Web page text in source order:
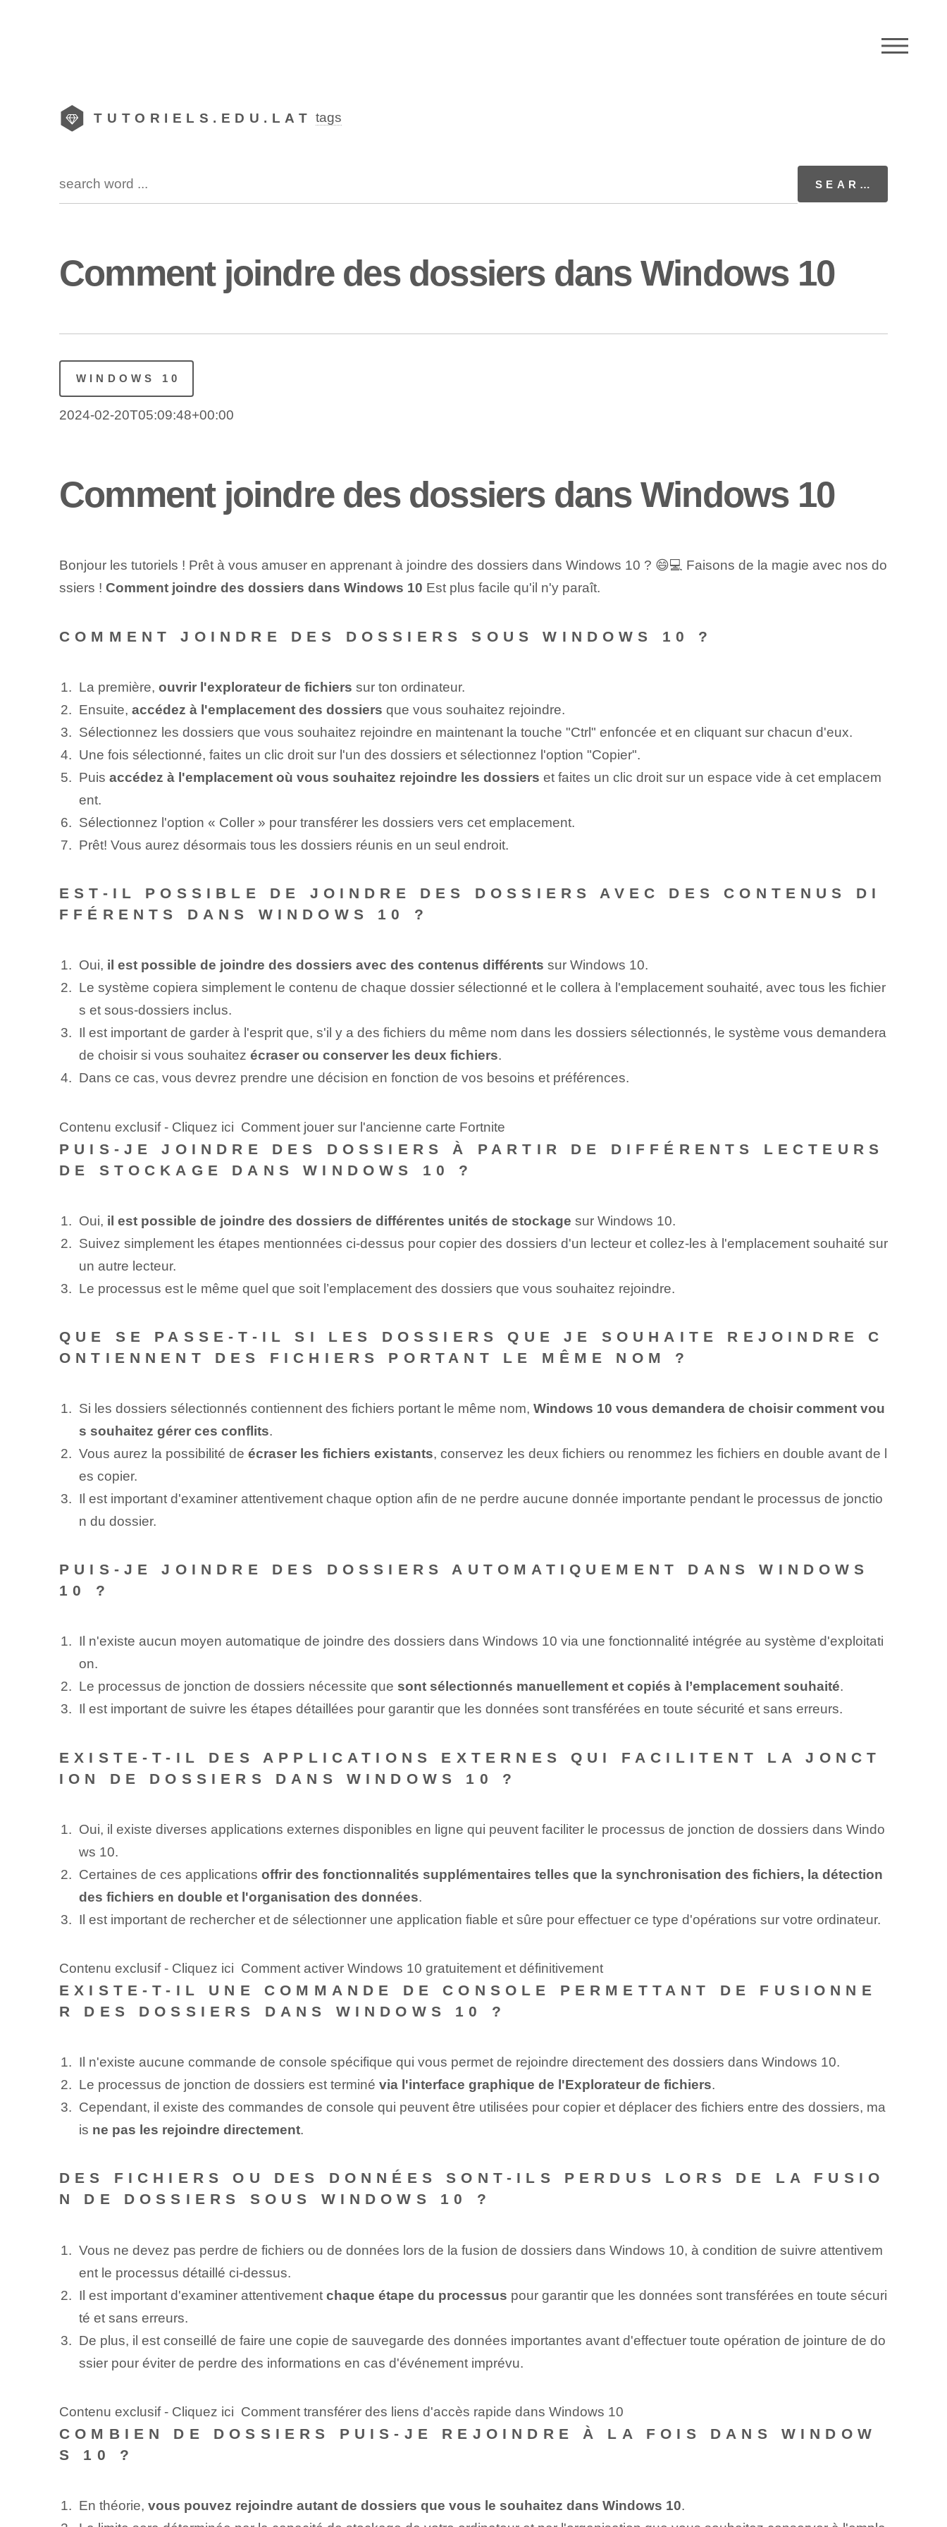
TUTORIELS.EDU.LAT tags
Comment joindre des dossiers dans Windows 10
WINDOWS 10
2024-02-20T05:09:48+00:00
Comment joindre des dossiers dans Windows 10
Bonjour les tutoriels ! Prêt à vous amuser en apprenant à joindre des dossiers dans Windows 10 ? 😄💻 Faisons de la magie avec nos do
ssiers ! Comment joindre des dossiers dans Windows 10 Est plus facile qu'il n'y paraît.
COMMENT JOINDRE DES DOSSIERS SOUS WINDOWS 10 ?
La première, ouvrir l'explorateur de fichiers sur ton ordinateur.
Ensuite, accédez à l'emplacement des dossiers que vous souhaitez rejoindre.
Sélectionnez les dossiers que vous souhaitez rejoindre en maintenant la touche "Ctrl" enfoncée et en cliquant sur chacun d'eux.
Une fois sélectionné, faites un clic droit sur l'un des dossiers et sélectionnez l'option "Copier".
Puis accédez à l'emplacement où vous souhaitez rejoindre les dossiers et faites un clic droit sur un espace vide à cet emplacem
ent.
Sélectionnez l'option « Coller » pour transférer les dossiers vers cet emplacement.
Prêt! Vous aurez désormais tous les dossiers réunis en un seul endroit.
EST-IL POSSIBLE DE JOINDRE DES DOSSIERS AVEC DES CONTENUS DI
FFÉRENTS DANS WINDOWS 10 ?
Oui, il est possible de joindre des dossiers avec des contenus différents sur Windows 10.
Le système copiera simplement le contenu de chaque dossier sélectionné et le collera à l'emplacement souhaité, avec tous les fichier
s et sous-dossiers inclus.
Il est important de garder à l'esprit que, s'il y a des fichiers du même nom dans les dossiers sélectionnés, le système vous demandera
de choisir si vous souhaitez écraser ou conserver les deux fichiers.
Dans ce cas, vous devrez prendre une décision en fonction de vos besoins et préférences.
Contenu exclusif - Cliquez ici Comment jouer sur l'ancienne carte Fortnite
PUIS-JE JOINDRE DES DOSSIERS À PARTIR DE DIFFÉRENTS LECTEURS
DE STOCKAGE DANS WINDOWS 10 ?
Oui, il est possible de joindre des dossiers de différentes unités de stockage sur Windows 10.
Suivez simplement les étapes mentionnées ci-dessus pour copier des dossiers d'un lecteur et collez-les à l'emplacement souhaité sur
un autre lecteur.
Le processus est le même quel que soit l’emplacement des dossiers que vous souhaitez rejoindre.
QUE SE PASSE-T-IL SI LES DOSSIERS QUE JE SOUHAITE REJOINDRE C
ONTIENNENT DES FICHIERS PORTANT LE MÊME NOM ?
Si les dossiers sélectionnés contiennent des fichiers portant le même nom, Windows 10 vous demandera de choisir comment vou
s souhaitez gérer ces conflits.
Vous aurez la possibilité de écraser les fichiers existants, conservez les deux fichiers ou renommez les fichiers en double avant de l
es copier.
Il est important d'examiner attentivement chaque option afin de ne perdre aucune donnée importante pendant le processus de jonctio
n du dossier.
PUIS-JE JOINDRE DES DOSSIERS AUTOMATIQUEMENT DANS WINDOWS
10 ?
Il n'existe aucun moyen automatique de joindre des dossiers dans Windows 10 via une fonctionnalité intégrée au système d'exploitati
on.
Le processus de jonction de dossiers nécessite que sont sélectionnés manuellement et copiés à l’emplacement souhaité.
Il est important de suivre les étapes détaillées pour garantir que les données sont transférées en toute sécurité et sans erreurs.
EXISTE-T-IL DES APPLICATIONS EXTERNES QUI FACILITENT LA JONCT
ION DE DOSSIERS DANS WINDOWS 10 ?
Oui, il existe diverses applications externes disponibles en ligne qui peuvent faciliter le processus de jonction de dossiers dans Windo
ws 10.
Certaines de ces applications offrir des fonctionnalités supplémentaires telles que la synchronisation des fichiers, la détection
des fichiers en double et l'organisation des données.
Il est important de rechercher et de sélectionner une application fiable et sûre pour effectuer ce type d'opérations sur votre ordinateur.
Contenu exclusif - Cliquez ici Comment activer Windows 10 gratuitement et définitivement
EXISTE-T-IL UNE COMMANDE DE CONSOLE PERMETTANT DE FUSIONNE
R DES DOSSIERS DANS WINDOWS 10 ?
Il n'existe aucune commande de console spécifique qui vous permet de rejoindre directement des dossiers dans Windows 10.
Le processus de jonction de dossiers est terminé via l'interface graphique de l'Explorateur de fichiers.
Cependant, il existe des commandes de console qui peuvent être utilisées pour copier et déplacer des fichiers entre des dossiers, ma
is ne pas les rejoindre directement.
DES FICHIERS OU DES DONNÉES SONT-ILS PERDUS LORS DE LA FUSIO
N DE DOSSIERS SOUS WINDOWS 10 ?
Vous ne devez pas perdre de fichiers ou de données lors de la fusion de dossiers dans Windows 10, à condition de suivre attentivem
ent le processus détaillé ci-dessus.
Il est important d'examiner attentivement chaque étape du processus pour garantir que les données sont transférées en toute sécuri
té et sans erreurs.
De plus, il est conseillé de faire une copie de sauvegarde des données importantes avant d'effectuer toute opération de jointure de do
ssier pour éviter de perdre des informations en cas d'événement imprévu.
Contenu exclusif - Cliquez ici Comment transférer des liens d'accès rapide dans Windows 10
COMBIEN DE DOSSIERS PUIS-JE REJOINDRE À LA FOIS DANS WINDOW
S 10 ?
En théorie, vous pouvez rejoindre autant de dossiers que vous le souhaitez dans Windows 10.